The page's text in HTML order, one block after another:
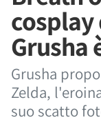
cosplay
Grusha
Grusha
Zelda,
suo scatto